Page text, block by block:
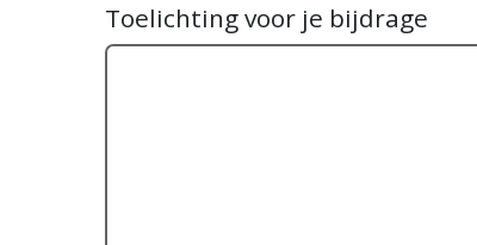
Toelichting voor je bijdrage